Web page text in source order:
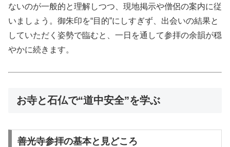
ないのが一般的と理解しつつ、現地掲示や僧侶の案内に従
いましょう。御朱印を“目的”にしすぎず、出会いの結果と
していただく姿勢で臨むと、一日を通して参拝の余韻が穏
やかに続きます。
お寺と石仏で“道中安全”を学ぶ
善光寺参拝の基本と見どころ